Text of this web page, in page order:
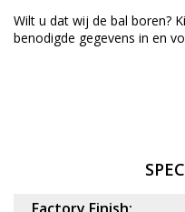
Wilt u dat wij de bal boren?
benodigde gegevens in en